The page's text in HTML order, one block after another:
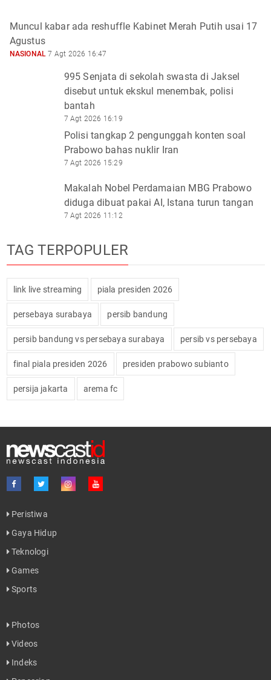
Muncul kabar ada reshuffle Kabinet Merah Putih usai 17
Agustus
NASIONAL 7 Agt 2026 16:47
995 Senjata di sekolah swasta di Jaksel
disebut untuk ekskul menembak, polisi
bantah
7 Agt 2026 16:19
Polisi tangkap 2 pengunggah konten soal
Prabowo bahas nuklir Iran
7 Agt 2026 15:29
Makalah Nobel Perdamaian MBG Prabowo
diduga dibuat pakai AI, Istana turun tangan
7 Agt 2026 11:12
TAG TERPOPULER
link live streaming piala presiden 2026
persebaya surabaya persib bandung
persib bandung vs persebaya surabaya persib vs persebaya
final piala presiden 2026 presiden prabowo subianto
persija jakarta arema fc
Peristiwa
Gaya Hidup
Teknologi
Games
Sports
Photos
Videos
Indeks